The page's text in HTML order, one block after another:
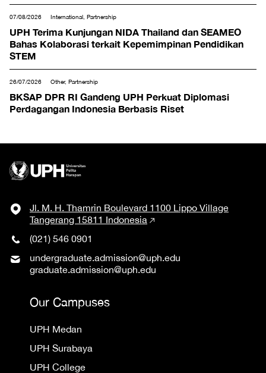
07/08/2026 International, Partnership
UPH Terima Kunjungan NIDA Thailand dan SEAMEO
Bahas Kolaborasi terkait Kepemimpinan Pendidikan
STEM
26/07/2026 Other, Partnership
BKSAP DPR RI Gandeng UPH Perkuat Diplomasi
Perdagangan Indonesia Berbasis Riset
Jl. M. H. Thamrin Boulevard 1100 Lippo Village
Tangerang 15811 Indonesia
(021) 546 0901
undergraduate.admission@uph.edu
graduate.admission@uph.edu
Our Campuses
UPH Medan
UPH Surabaya
UPH College